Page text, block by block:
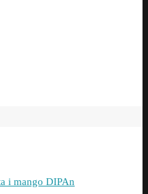
i mango DIPAn